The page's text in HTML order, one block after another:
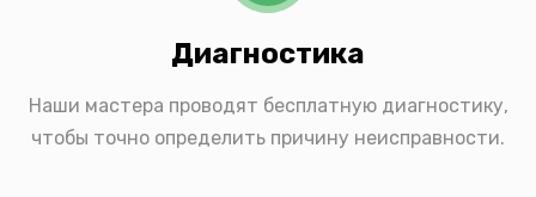
Диагностика
Наши мастера проводят бесплатную диагностику,
чтобы точно определить причину неисправности.